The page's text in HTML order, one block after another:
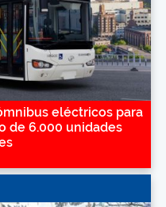
eléctricos para
de 6.000 unidades